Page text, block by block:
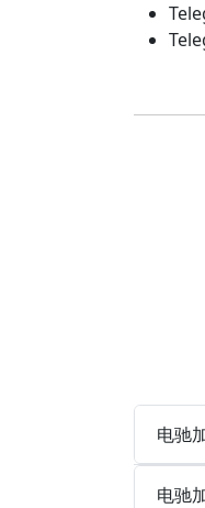
电驰
电驰